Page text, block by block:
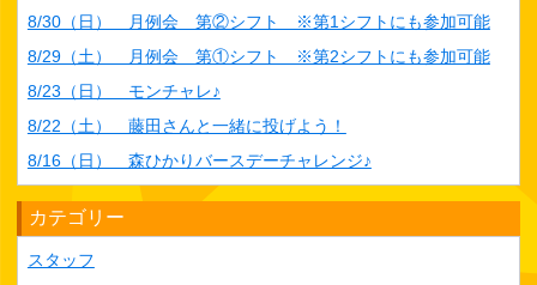
8/30（日） 月例会 第②シフト ※第1シフトにも参加可能
8/29（土） 月例会 第①シフト ※第2シフトにも参加可能
8/23（日） モンチャレ♪
8/22（土） 藤田さんと一緒に投げよう！
8/16（日） 森ひかりバースデーチャレンジ♪
カテゴリー
スタッフ